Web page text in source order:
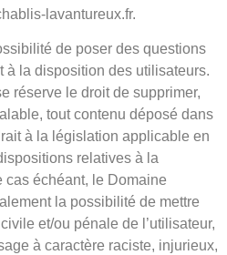
lavantureux.fr.
de poser des questions
à la disposition des utilisateurs.
réserve le droit de supprimer,
tout contenu déposé dans
à la législation applicable en
relatives à la
cas échéant, le Domaine
la possibilité de mettre
et/ou pénale de l’utilisateur,
à caractère raciste, injurieux,